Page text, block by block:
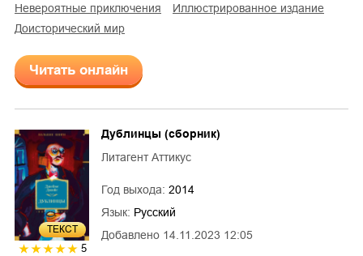
невероятные приключения
иллюстрированное издание
доисторический мир
Читать онлайн
ТЕКСТ
5
Добавлено 14.11.2023 12:05
Дублинцы (сборник)
Литагент Аттикус
Год выхода: 2014
Язык: Русский